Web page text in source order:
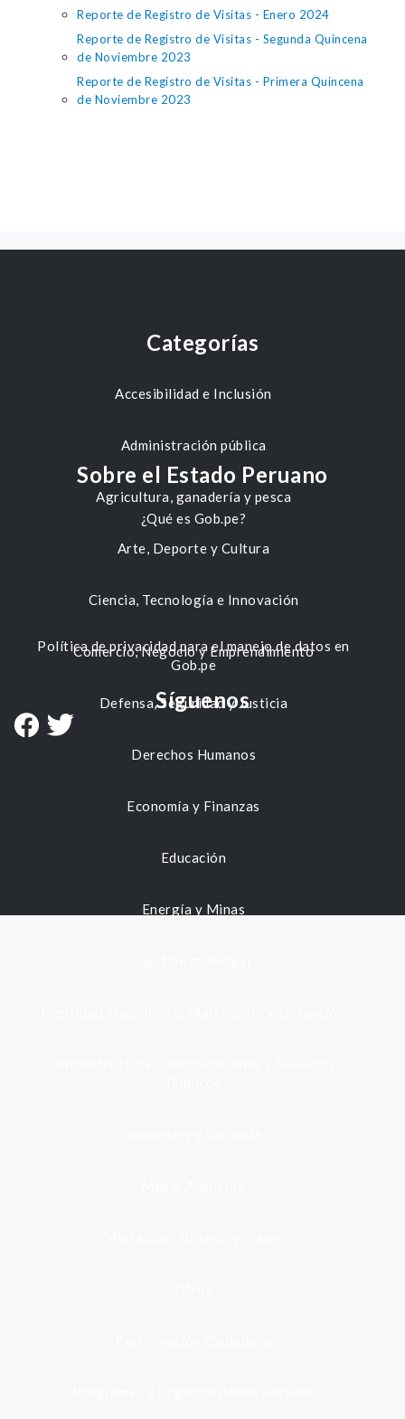
Reporte de Registro de Visitas - Enero 2024
Reporte de Registro de Visitas - Segunda Quincena
de Noviembre 2023
Reporte de Registro de Visitas - Primera Quincena
de Noviembre 2023
Categorías
Accesibilidad e Inclusión
Administración pública
Agricultura, ganadería y pesca
Arte, Deporte y Cultura
Ciencia, Tecnología e Innovación
Comercio, Negocio y Emprendimiento
Defensa, Seguridad y Justicia
Derechos Humanos
Economía y Finanzas
Educación
Energía y Minas
Sobre el Estado Peruano
¿Qué es Gob.pe?
Política de privacidad para el manejo de datos en
Gob.pe
Síguenos